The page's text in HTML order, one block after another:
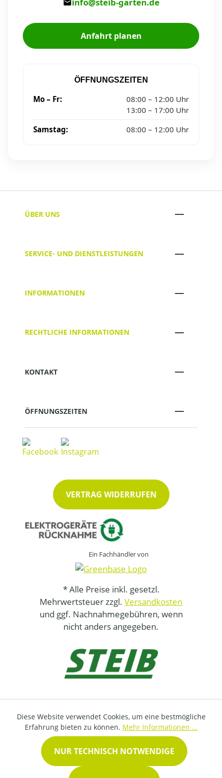
info@steib-garten.de
Anfahrt planen
ÖFFNUNGSZEITEN
Mo – Fr:
08:00 – 12:00 Uhr
13:00 – 17:00 Uhr
Samstag:
08:00 – 12:00 Uhr
ÜBER UNS
SERVICE- UND DIENSTLEISTUNGEN
INFORMATIONEN
RECHTLICHE INFORMATIONEN
KONTAKT
ÖFFNUNGSZEITEN
VERTRAG WIDERRUFEN
Ein Fachhändler von
* Alle Preise inkl. gesetzl.
Mehrwertsteuer zzgl. Versandkosten
und ggf. Nachnahmegebühren, wenn
nicht anders angegeben.
Diese Website verwendet Cookies, um eine bestmögliche
Erfahrung bieten zu können. Mehr Informationen ...
NUR TECHNISCH NOTWENDIGE